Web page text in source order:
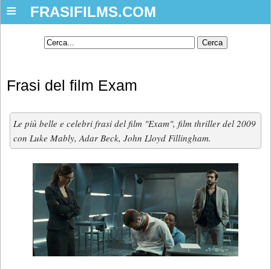
FRASIFILMS.COM
≡
Frasi del film Exam
Le più belle e celebri frasi del film "Exam", film thriller del 2009
con Luke Mably, Adar Beck, John Lloyd Fillingham.